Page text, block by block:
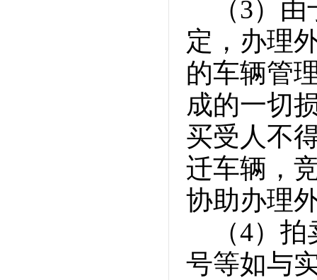
（3）
定，办理
的车辆管
成的一切
买受人不
迁车辆，
协助办理
（4）
号等如与